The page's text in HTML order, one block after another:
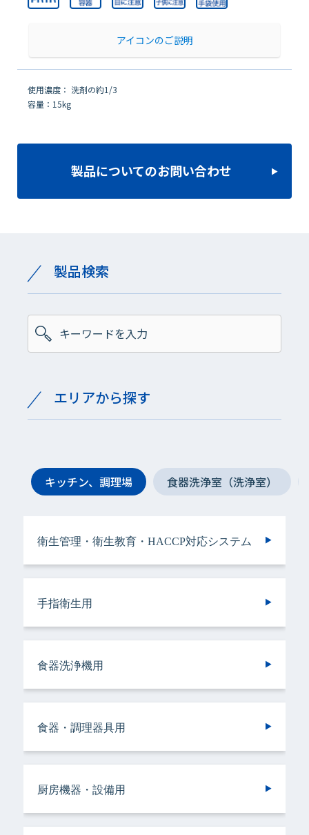
アイコンのご説明
使用濃度： 洗剤の約1/3
容量：15kg
製品についてのお問い合わせ
製品検索
エリアから探す
キッチン、調理場 食器洗浄室（洗浄室）
衛生管理・衛生教育・HACCP対応システム
手指衛生用
食器洗浄機用
食器・調理器具用
厨房機器・設備用
手指衛生用
食器洗浄機用
手指衛生用
トイレ用
衛生管理・衛生教育・HACCP対応システム
手指衛生用
施設用
手指衛生用
施設用
トイレ用
ヘアケア＆ボディケア用
バスルーム用
ヘアケア＆ボディケア用
バスルーム用
衣類用
手指衛生用
食器・調理器具用
厨房機器・設備用
調理サポート用
衣類用
手指衛生用
トイレ用
ング用
ドライクリーニング用
リネンサプライ用
手指衛生用
トイレ用
ング用
ドライクリーニング用
リネンサプライ用